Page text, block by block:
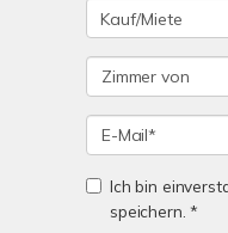
Ich bin
speichern. *